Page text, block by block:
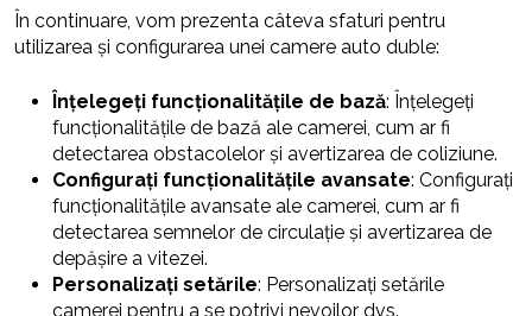
În continuare, vom prezenta câteva sfaturi pentru
utilizarea și configurarea unei camere auto duble:
Înțelegeți funcționalitățile de bază: Înțelegeți
funcționalitățile de bază ale camerei, cum ar fi
detectarea obstacolelor și avertizarea de coliziune.
Configurați funcționalitățile avansate: Configurați
funcționalitățile avansate ale camerei, cum ar fi
detectarea semnelor de circulație și avertizarea de
depășire a vitezei.
Personalizați setările: Personalizați setările
camerei pentru a se potrivi nevoilor dvs.